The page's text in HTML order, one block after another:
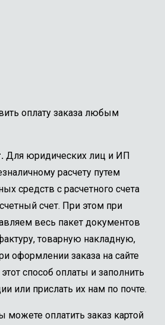
оплату заказа любым
Для юридических лиц и ИП
расчету путем
средств с расчетного счета
счет. При этом при
весь пакет документов
товарную накладную,
оформлении заказа на сайте
способ оплаты и заполнить
или прислать их нам по почте.
можете оплатить заказ картой